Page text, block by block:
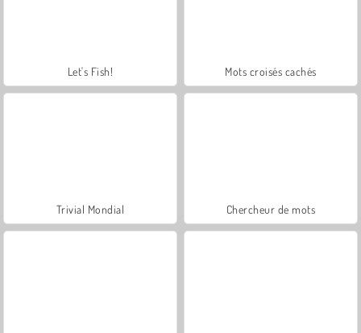
Let's Fish! Mots croisés cachés
Trivial Mondial Chercheur de mots